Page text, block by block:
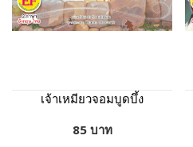
เจ้าเหมียวจอมบูดบึ้ง
85 บาท